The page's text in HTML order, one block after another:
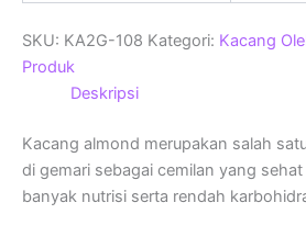
SKU: KA2G-108 Kategori: Kacang
Produk
Deskripsi
Kacang almond merupakan salah
di gemari sebagai cemilan yang
banyak nutrisi serta rendah